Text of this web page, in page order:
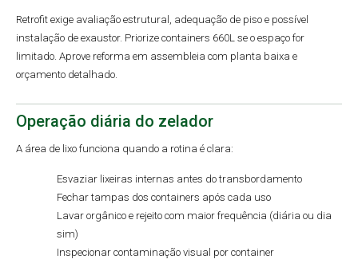
Retrofit exige avaliação estrutural, adequação de piso e possível
instalação de exaustor. Priorize containers 660L se o espaço for
limitado. Aprove reforma em assembleia com planta baixa e
orçamento detalhado.
Operação diária do zelador
A área de lixo funciona quando a rotina é clara:
Esvaziar lixeiras internas antes do transbordamento
Fechar tampas dos containers após cada uso
Lavar orgânico e rejeito com maior frequência (diária ou dia
sim)
Inspecionar contaminação visual por container